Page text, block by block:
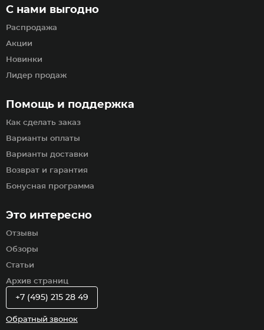
Помощь и поддержка
Как сделать заказ
Варианты оплаты
Варианты доставки
Возврат и гарантия
Бонусная программа
С нами выгодно
Распродажа
Акции
Новинки
Лидер продаж
Это интересно
Отзывы
Обзоры
Статьи
Архив страниц
+7 (495) 215 28 49
Обратный звонок